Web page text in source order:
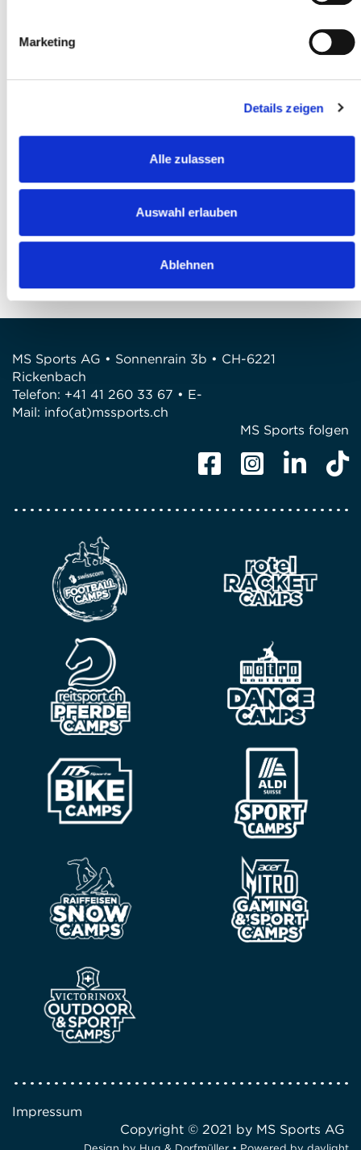
Marketing
Details zeigen
Alle zulassen
Auswahl erlauben
Ablehnen
Datenschutzbestimmungen
gelesen und bin damit einverstanden *
Anmeldung abschliessen
MS Sports AG • Sonnenrain 3b • CH-6221
Rickenbach
Telefon: +41 41 260 33 67 • E-
Mail: info(at)mssports.ch
MS Sports folgen
Impressum
Copyright © 2021 by MS Sports AG